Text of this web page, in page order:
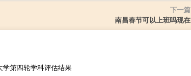
下一篇
南昌春节可以上班吗现在
学第四轮学科评估结果